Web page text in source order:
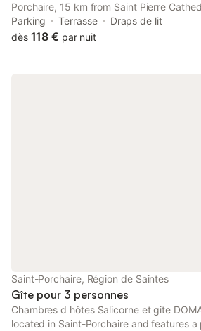
Porchaire, 15 km from Saint Pierre
Abbaye aux Dames, and 34 km from
property offers access to a terrace and
Parking Terrasse
Draps de lit
dès 118 € par nuit
Saint-Porchaire, Région de Saintes
Gîte pour 3 personnes
Chambres d hôtes Salicorne et gite
located in Saint-Porchaire and features